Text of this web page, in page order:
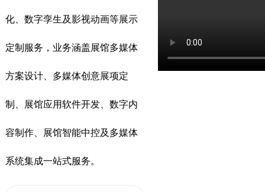
化、数字孪生及影视动画等展示
定制服务，业务涵盖展馆多媒体
方案设计、多媒体创意展项定
制、展馆应用软件开发、数字内
容制作、展馆智能中控及多媒体
系统集成一站式服务。